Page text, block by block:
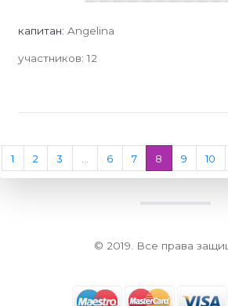
капитан: Angelina
участников:12
1 2 3 6 7 8 9 10
© 2019. Все права